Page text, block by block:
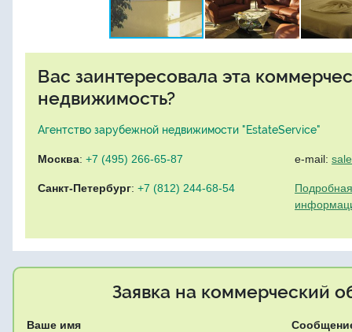
Вас заинтересовала эта
недвижимость?
Агентство зарубежной недвижимости "EstateService"
Москва: +7 (495) 266-65-87
Санкт-Петербург: +7 (812) 244-68-54
e-mail:
Заявка на коммерческий
Ваше имя